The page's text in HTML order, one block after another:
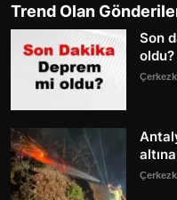
Trend Olan
Son
altına